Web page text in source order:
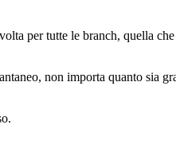
per tutte le branch, quella
non importa quanto sia